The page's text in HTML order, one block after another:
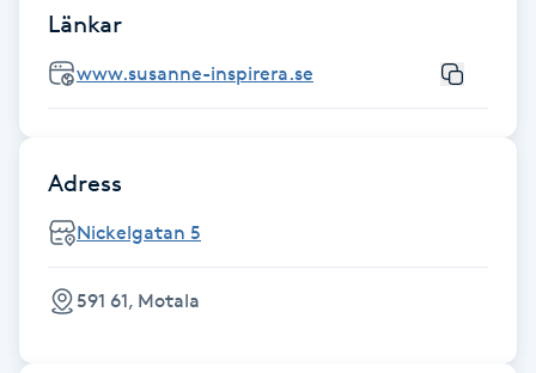
Färgning
Föning
Gel naglar
Gelenaglar
Gellack
Länkar
www.susanne-inspirera.se
Adress
Nickelgatan 5
591 61, Motala